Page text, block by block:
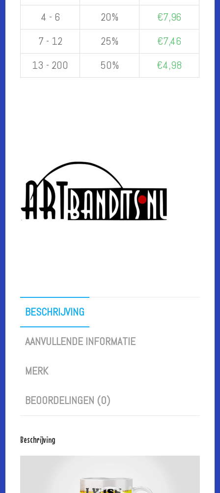
4 - 6
20% €7,96
7 - 12
25% €7,46
13 - 200
50% €4,98
BESCHRIJVING
AANVULLENDE INFORMATIE
MERK
BEOORDELINGEN (0)
Beschrijving